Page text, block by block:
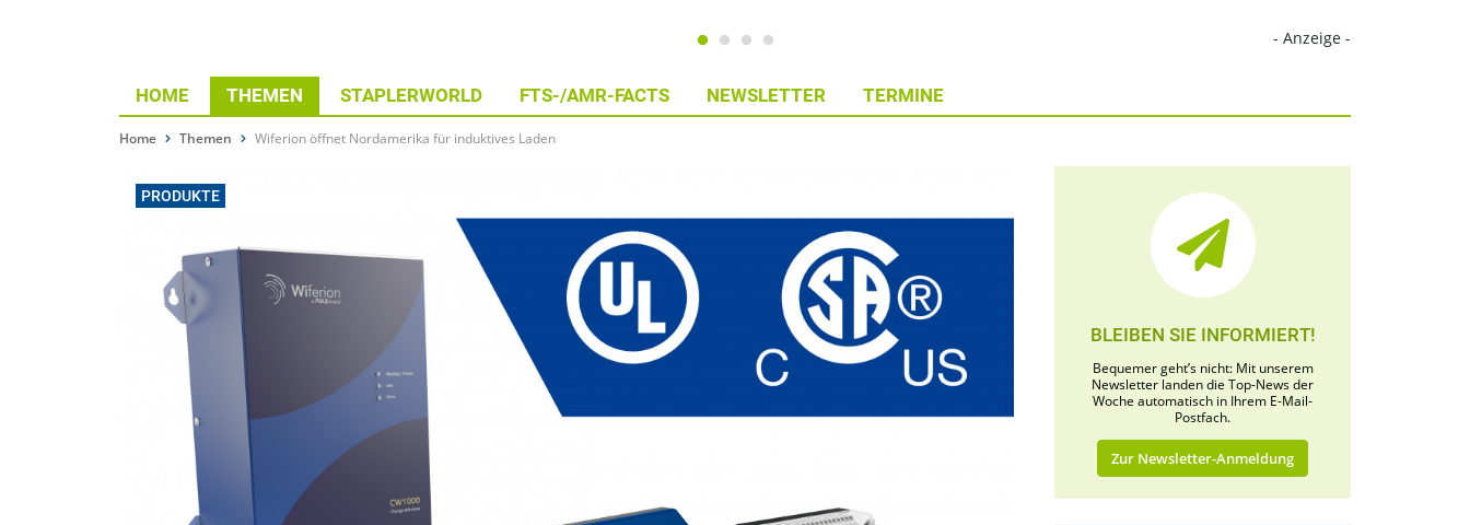
- Anzeige -
HOME THEMEN STAPLERWORLD FTS-/AMR-FACTS NEWSLETTER TERMINE
Home Themen Wiferion öffnet Nordamerika für induktives Laden
PRODUKTE
BLEIBEN SIE INFORMIERT!
Bequemer geht’s nicht: Mit unserem
Newsletter landen die Top-News der
Woche automatisch in Ihrem E-Mail-
Postfach.
Zur Newsletter-Anmeldung